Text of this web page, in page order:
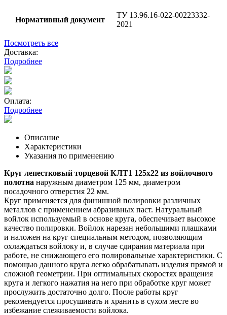
Нормативный документ
ТУ 13.96.16-022-00223332-
2021
Посмотреть все
Доставка:
Подробнее
Оплата:
Подробнее
Описание
Характеристики
Указания по применению
Круг лепестковый торцевой КЛТ1 125х22 из войлочного
полотна наружным диаметром 125 мм, диаметром
посадочного отверстия 22 мм.
Круг применяется для финишной полировки различных
металлов с применением абразивных паст. Натуральный
войлок используемый в основе круга, обеспечивает высокое
качество полировки. Войлок нарезан небольшими плашками
и наложен на круг специальным методом, позволяющим
охлаждаться войлоку и, в случае сдирания материала при
работе, не снижающего его полировальные характеристики. С
помощью данного круга легко обрабатывать изделия прямой и
сложной геометрии. При оптимальных скоростях вращения
круга и легкого нажатия на него при обработке круг может
прослужить достаточно долго. После работы круг
рекомендуется просушивать и хранить в сухом месте во
избежание слеживаемости войлока.